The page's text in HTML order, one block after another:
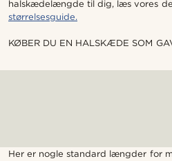
halskædelængde til dig, læs vores
størrelsesguide.
KØBER DU EN HALSKÆDE SOM
Her er nogle standard længder for